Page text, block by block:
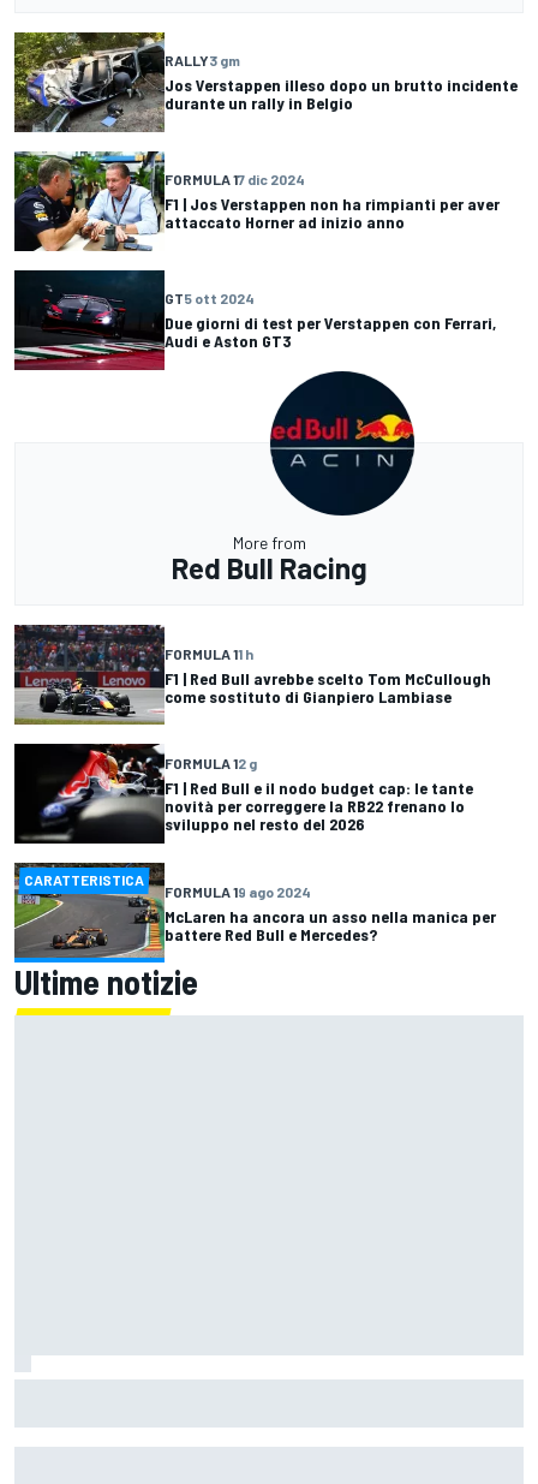
RALLY3 gm
Jos Verstappen illeso dopo un brutto incidente
durante un rally in Belgio
FORMULA 17 dic 2024
F1 | Jos Verstappen non ha rimpianti per aver
attaccato Horner ad inizio anno
GT5 ott 2024
Due giorni di test per Verstappen con Ferrari,
Audi e Aston GT3
More from
Red Bull Racing
FORMULA 11 h
F1 | Red Bull avrebbe scelto Tom McCullough
come sostituto di Gianpiero Lambiase
FORMULA 12 g
F1 | Red Bull e il nodo budget cap: le tante
novità per correggere la RB22 frenano lo
sviluppo nel resto del 2026
CARATTERISTICA
FORMULA 19 ago 2024
McLaren ha ancora un asso nella manica per
battere Red Bull e Mercedes?
Ultime notizie